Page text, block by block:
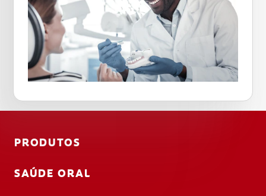
PRODUTOS
SAÚDE ORAL